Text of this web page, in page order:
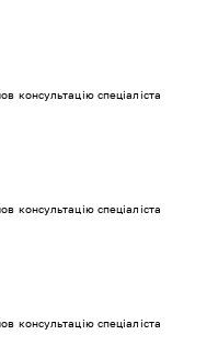
консультацію спеціаліста
консультацію спеціаліста
консультацію спеціаліста